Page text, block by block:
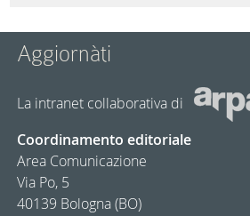
Aggiornàti
La intranet collaborativa di
Coordinamento editoriale
Area Comunicazione
Via Po, 5
40139 Bologna (BO)